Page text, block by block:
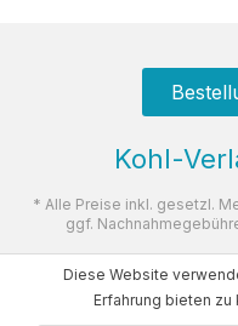
Kohl-
* Alle Preise inkl. gesetzl.
ggf.
Diese Website
Erfahrung bieten zu